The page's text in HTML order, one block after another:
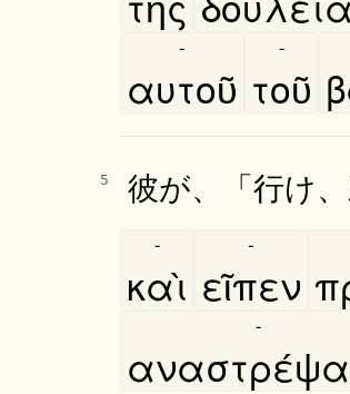
αυτοῦ
-
τοῦ
-
5 彼が、「行け
καὶ
-
εῖπεν
-
-